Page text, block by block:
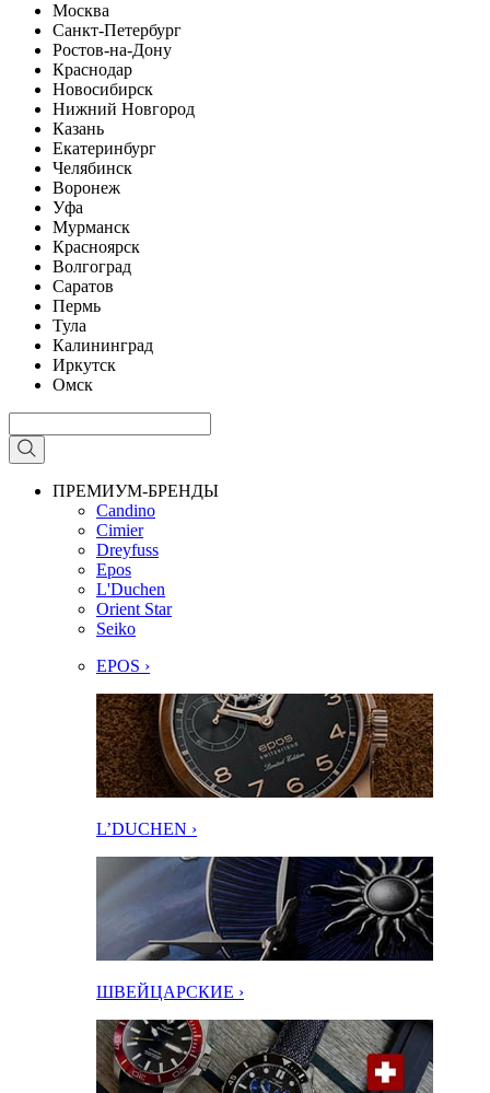
Москва
Санкт-Петербург
Ростов-на-Дону
Краснодар
Новосибирск
Нижний Новгород
Казань
Екатеринбург
Челябинск
Воронеж
Уфа
Мурманск
Красноярск
Волгоград
Саратов
Пермь
Тула
Калининград
Иркутск
Омск
ПРЕМИУМ-БРЕНДЫ
Candino
Cimier
Dreyfuss
Epos
L'Duchen
Orient Star
Seiko
EPOS ›
L’DUCHEN ›
ШВЕЙЦАРСКИЕ ›